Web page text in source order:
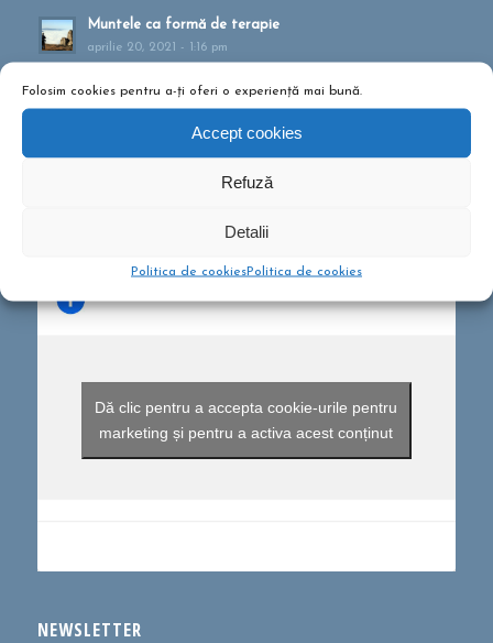
Folosim cookies pentru a-ți oferi o experiență mai bună.
Accept cookies
Refuză
Detalii
Politica de cookiesPolitica de cookies
Muntele ca formă de terapie
aprilie 20, 2021 - 1:16 pm
Drumeții montane pentru familii!
februarie 13, 2020 - 5:21 pm
Ce să conțină rucsacul într-o drumeție de o zi?
Dă clic pentru a accepta cookie-urile pentru
marketing și pentru a activa acest conținut
NEWSLETTER